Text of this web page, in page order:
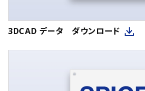
3DCAD データ ダウンロード